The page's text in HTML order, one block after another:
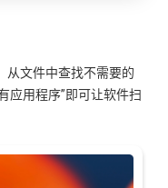
从文件中查找不需要的
应用程序”即可让软件扫